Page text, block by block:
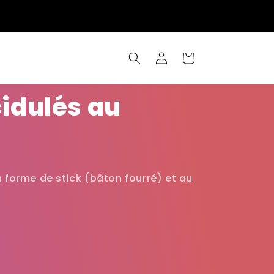
ConnexionPanier
au
forme de stick (bâton fourré) et au